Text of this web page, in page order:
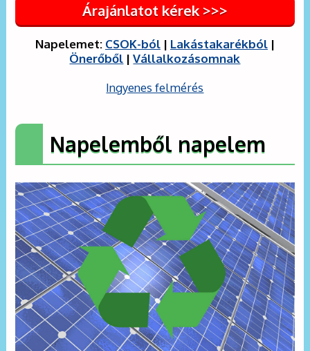
Árajánlatot kérek >>>
Napelemet: CSOK-ból| Lakástakarékból|
Önerőből |Vállalkozásomnak
Ingyenes felmérés
Napelemből napelem